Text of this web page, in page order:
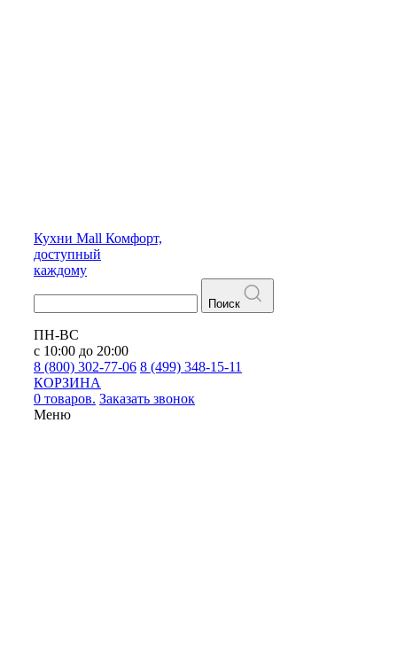
Кухни Mall Комфорт,
доступный
каждому
Поиск
ПН-ВС
с 10:00 до 20:00
8 (800) 302-77-06 8 (499) 348-15-11
КОРЗИНА
0 товаров. Заказать звонок
Меню